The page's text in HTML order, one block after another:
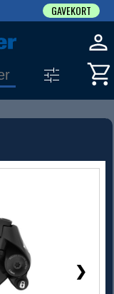
❯
GAVEKORT